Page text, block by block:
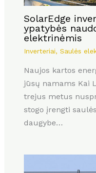
SolarEdge
ypatybės
elektrinėmis
Inverteriai, Saulės
Naujos kartos
jūsų namams Kai
trejus metus
stogo įrengti
daugybe…